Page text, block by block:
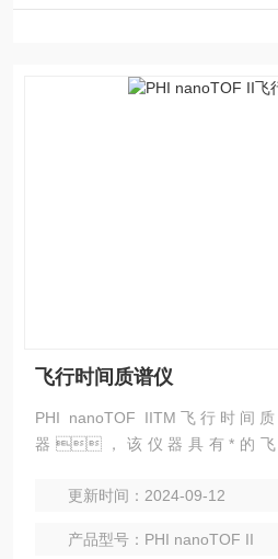
飞行时间质谱仪
PHI nanoTOF IITM飞行时间
器，该仪器具有*的飞
量接收范围，它使用了具有
分辨率。PHI nanoTOF
更新时间：2024-09-12
产品型号：PHI nanoTOF II